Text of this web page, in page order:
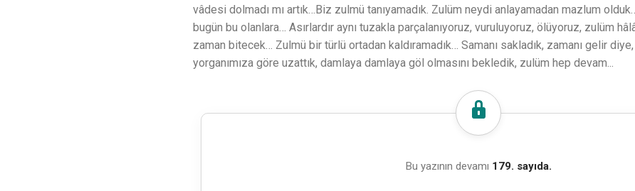
vâdesi dolmadı mı artık…Biz zulmü tanıyamadık. Zulüm neydi anlayamadan mazlum
bugün bu olanlara… Asırlardır aynı tuzakla parçalanıyoruz, vuruluyoruz, ölüyoruz, zulüm
zaman bitecek… Zulmü bir türlü ortadan kaldıramadık… Samanı sakladık, zamanı gelir
yorganımıza göre uzattık, damlaya damlaya göl olmasını bekledik, zulüm hep devam...
Bu yazının devamı 179. sayıda.